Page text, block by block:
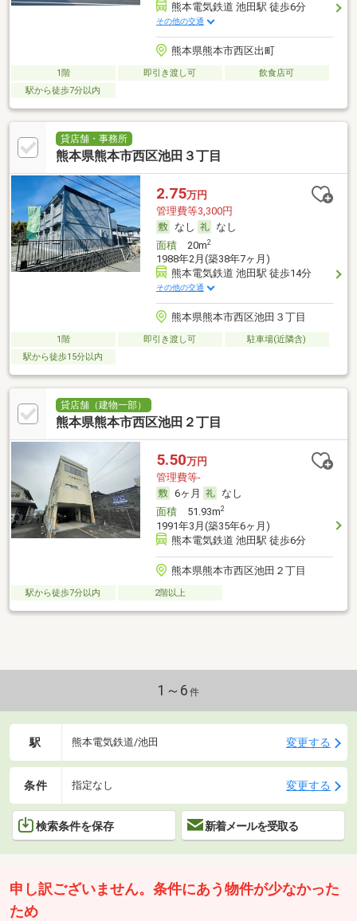
熊本電気鉄道 池田駅 徒歩6分
その他の交通
熊本県熊本市西区出町
1階 即引き渡し可
飲食店可
駅から徒歩7分以内
貸店舗・事務所
熊本県熊本市西区池田３丁目
2.75万円
管理費等3,300円
なし
なし
面積20m2
1988年2月(築38年7ヶ月)
熊本電気鉄道 池田駅 徒歩14分
その他の交通
熊本県熊本市西区池田３丁目
1階 即引き渡し可
駐車場(近隣含)
駅から徒歩15分以内
貸店舗（建物一部）
熊本県熊本市西区池田２丁目
5.50万円
管理費等-
6ヶ月
なし
面積51.93m2
1991年3月(築35年6ヶ月)
熊本電気鉄道 池田駅 徒歩6分
熊本県熊本市西区池田２丁目
駅から徒歩7分以内 2階以上
1～6 件
駅 熊本電気鉄道/池田 変更する
条件 指定なし 変更する
検索条件を保存 新着メールを受取る
申し訳ございません。条件にあう物件が少なかった
ため